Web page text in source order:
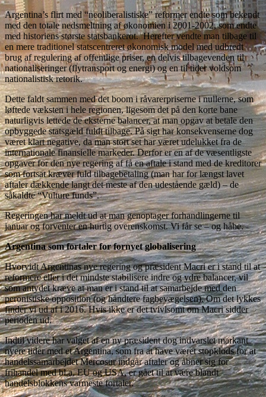
Argentina’s flirt med “neoliberalistiske” reformer endte som bekendt
med den totale nedsmeltning af økonomien i 2001-2002, som endte
med historiens største statsbankerot. Herefter vendte man tilbage til
en mere traditionel statscentreret økonomisk model med udbredt
brug af regulering af offentlige priser, en delvis tilbagevenden til
nationaliseringer (flytransport og energi) og en til tider voldsom
nationalistisk retorik.
Dette faldt sammen med det boom i råvarerpriserne i nullerne, som
løftede væksten i hele regionen, ligesom det på den korte bane
naturligvis lettede de eksterne balancer, at man opgav at betale den
opbyggede statsgæld fuldt tilbage. På sigt har konsekvenserne dog
været klart negative, da man stort set har været udelukket fra de
internationale finansielle markeder. Derfor er en af de væsentligste
opgaver for den nye regering af få en aftale i stand med de kreditorer
som fortsat kræver fuld tilbagebetaling (man har for længst lavet
aftaler dækkende langt det meste af den udestående gæld) – de
såkaldte “Vulture funds”.
Regeringen har meldt ud at man genoptager forhandlingerne til
januar og forventer en hurtig overenskomst. Vi får se – og håbe.
Argentina som fortaler for fornyet globalisering
Hvorvidt Argentinas nye regering og præsident Macri er i stand til at
reformere eller i det mindste stabilisere indre og ydre balancer, vil
som antydet kræve at man er i stand til at samarbejde med den
peronistiske opposition (og håndtere fagbevægelsen). Om det lykkes
finder vi ud af i 2016. Hvis ikke er det tvivlsomt om Macri sidder
perioden ud.
Indtil videre har valget af en ny præsident dog indvarslet markant
nyere tider med et Argentina, som fra at have været stopklods for at
handelssamarbejdet Mercosur indgår aftaler og åbner sig for
frihandel med bl.a. EU og USA, er gået til at være blandt
handelsblokkens varmeste fortaler.